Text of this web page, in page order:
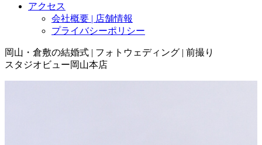
アクセス
会社概要 | 店舗情報
プライバシーポリシー
岡山・倉敷の結婚式 | フォトウェディング | 前撮り
スタジオビュー岡山本店